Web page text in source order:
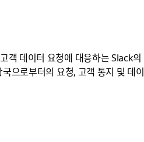
객 데이터 요청에 대응하는 Slack의
으로부터의 요청, 고객 통지 및 데이